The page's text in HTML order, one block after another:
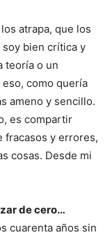
atrapa, que los
soy bien crítica y
teoría o un
como quería
ameno y sencillo.
es compartir
fracasos y errores,
cosas. Desde mi
de cero…
cuarenta años sin